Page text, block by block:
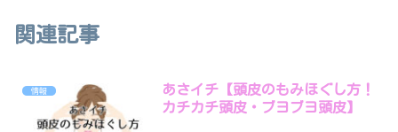
関連記事
情報
あさイチ【頭皮のもみほぐし方！
カチカチ頭皮・ブヨブヨ頭皮】